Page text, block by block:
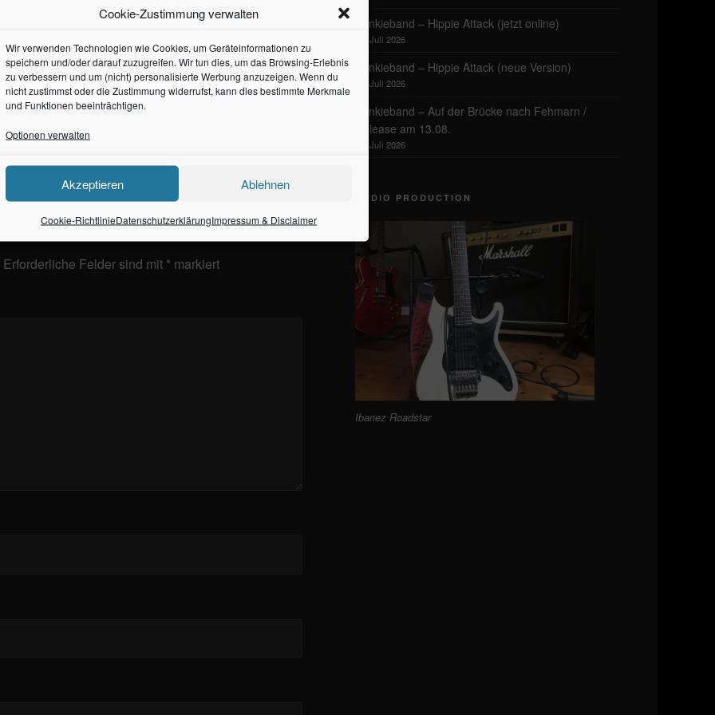
Cookie-Zustimmung verwalten
Wir verwenden Technologien wie Cookies, um Geräteinformationen zu
speichern und/oder darauf zuzugreifen. Wir tun dies, um das Browsing-Erlebnis
zu verbessern und um (nicht) personalisierte Werbung anzuzeigen. Wenn du
nicht zustimmst oder die Zustimmung widerrufst, kann dies bestimmte Merkmale
und Funktionen beeinträchtigen.
Optionen verwalten
Akzeptieren Ablehnen
Cookie-RichtlinieDatenschutzerklärungImpressum & Disclaimer
Erforderliche Felder sind mit * markiert
frankieband – Hippie Attack (jetzt online)
27. Juli 2026
frankieband – Hippie Attack (neue Version)
25. Juli 2026
frankieband – Auf der Brücke nach Fehmarn /
Release am 13.08.
23. Juli 2026
AUDIO PRODUCTION
Ibanez Roadstar